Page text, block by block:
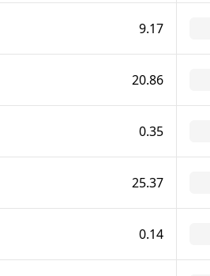
9.17
20.86
0.35
25.37
0.14